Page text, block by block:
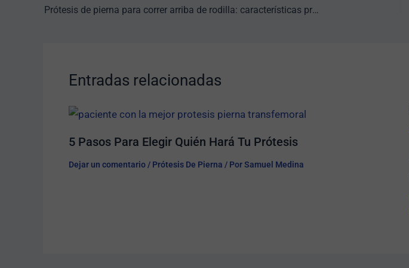
Prótesis de pierna para correr arriba de rodilla: características principales
Entradas relacionadas
5 Pasos Para Elegir Quién Hará Tu Prótesis​
Dejar un comentario / Prótesis De Pierna / PorSamuel Medina